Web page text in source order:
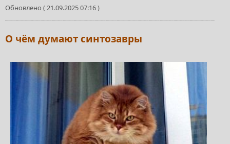
Обновлено ( 21.09.2025 07:16 )
О чём думают синтозавры